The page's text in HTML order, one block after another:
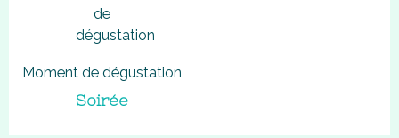
Moment de dégustation
Soirée